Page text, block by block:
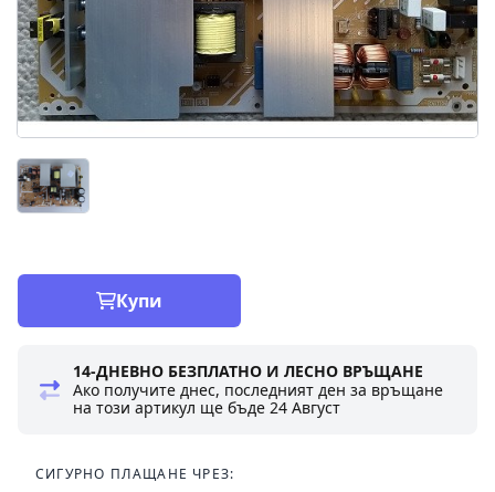
Купи
14-ДНЕВНО БЕЗПЛАТНО И ЛЕСНО ВРЪЩАНЕ
Ако получите днес, последният ден за връщане
на този артикул ще бъде24 Август
СИГУРНО ПЛАЩАНЕ ЧРЕЗ: